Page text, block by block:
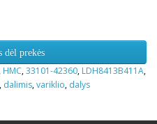
dėl prekės
, HMC,33101-42360, LDH8413B411A,
, dalimis,variklio, dalys